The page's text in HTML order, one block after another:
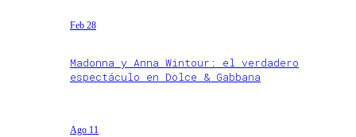
Feb 28
Madonna y Anna Wintour: el verdadero
espectáculo en Dolce & Gabbana
Ago 11